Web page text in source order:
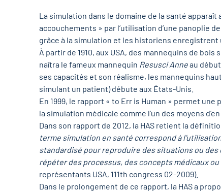
La simulation dans le domaine de la santé apparaît
accouchements » par l’utilisation d’une panoplie
grâce à la simulation et les historiens
À partir de 1910, aux USA, des mannequins de
naîtra le fameux mannequin Resusci Anneau
ses capacités et son réalisme, les mannequins
simulant un patient) débute aux États-Unis.
En 1999, le rapport « to Err is Human » permet
la simulation médicale comme l’un des moyens
Dans son rapport de 2012, la HAS retient la
terme simulation en santé correspond à
standardisé pour reproduire des situations ou
répéter des processus, des concepts médicaux
représentants USA, 111th congress 02-2009).
Dans le prolongement de ce rapport, la HAS a